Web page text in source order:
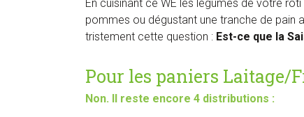
En cuisinant ce WE les légumes de votre
pommes ou dégustant une tranche de pain
tristement cette question : Est-ce que la
Pour les paniers Laitage/
Non. Il reste encore 4 distributions :